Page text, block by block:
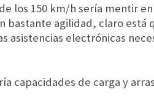
los 150 km/h sería mentir
bastante agilidad, claro está
asistencias electrónicas
capacidades de carga y